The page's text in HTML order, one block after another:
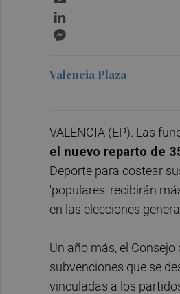
Valencia Plaza
VALÈNCIA (EP). Las
el nuevo reparto de
Deporte para costear
'populares' recibirán
en las elecciones
Un año más, el
subvenciones que se
vinculadas a los